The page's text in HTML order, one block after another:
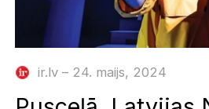
ir.lv – 24. maijs, 2024